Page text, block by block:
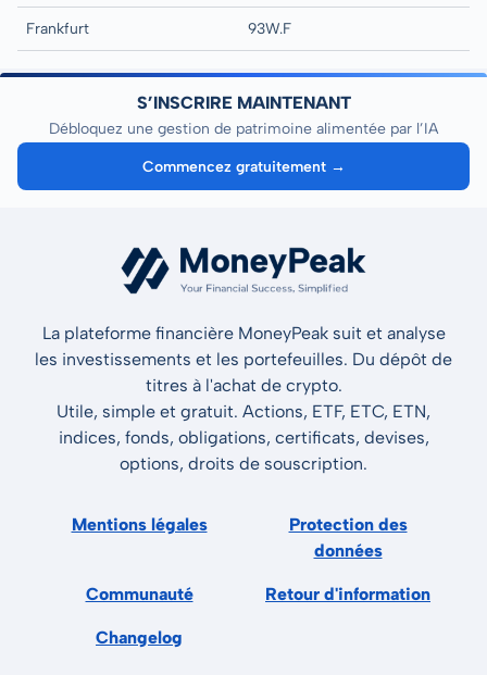
Frankfurt 93W.F
S’INSCRIRE MAINTENANT
Débloquez une gestion de patrimoine alimentée par l’IA
Commencez gratuitement →
La plateforme financière MoneyPeak suit et analyse
les investissements et les portefeuilles. Du dépôt de
titres à l'achat de crypto.
Utile, simple et gratuit. Actions, ETF, ETC, ETN,
indices, fonds, obligations, certificats, devises,
options, droits de souscription.
Mentions légales
Protection des
données
Communauté Retour d'information
Changelog